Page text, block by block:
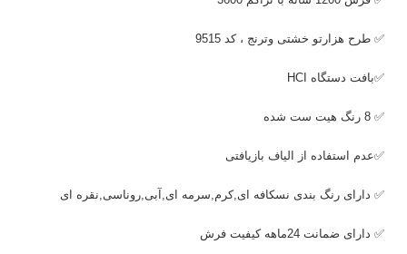
✅ طرح هزارتو خشتی وترنج ، کد 9515
✅بافت دستگاه HCI
✅ 8 رنگ هیت ست شده
✅عدم استفاده از الیاف بازیافتی
✅ دارای رنگ بندی نسکافه ای,کرم,سرمه ای,آبی,روناسی,نقره ای
✅ دارای ضمانت 24ماهه کیفیت فرش